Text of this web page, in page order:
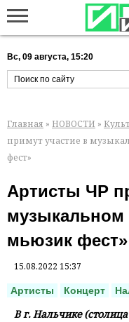
Вс, 09 августа, 15:20
Главная » НОВОСТИ »
примут участие в
фест»
Артисты ЧР
музыкальном
мьюзик фест»
15.08.2022 15:37
Артисты Концерт
B г. Нальчике